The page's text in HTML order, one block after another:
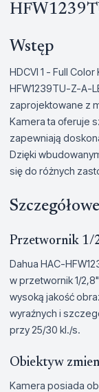
Wstęp
HDCVI 1 - Full
HFW1239TU-Z-A-
zaprojektowane z
Kamera ta oferuje
zapewniają
Dzięki
się do różnych
Przetwornik 1/
Dahua HAC-
w przetwornik 1/
wysoką jakość
wyraźnych i
przy 25/30 kl./s.
Obiektyw
Kamera posiada